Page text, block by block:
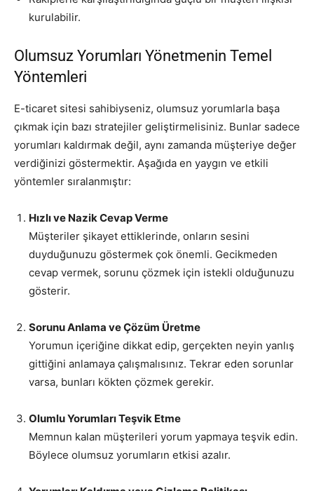
kurulabilir.
Olumsuz Yorumları Yönetmenin Temel
Yöntemleri
E-ticaret sitesi sahibiyseniz, olumsuz yorumlarla başa
çıkmak için bazı stratejiler geliştirmelisiniz. Bunlar sadece
yorumları kaldırmak değil, aynı zamanda müşteriye değer
verdiğinizi göstermektir. Aşağıda en yaygın ve etkili
yöntemler sıralanmıştır:
Hızlı ve Nazik Cevap Verme
Müşteriler şikayet ettiklerinde, onların sesini
duyduğunuzu göstermek çok önemli. Gecikmeden
cevap vermek, sorunu çözmek için istekli olduğunuzu
gösterir.
Sorunu Anlama ve Çözüm Üretme
Yorumun içeriğine dikkat edip, gerçekten neyin yanlış
gittiğini anlamaya çalışmalısınız. Tekrar eden sorunlar
varsa, bunları kökten çözmek gerekir.
Olumlu Yorumları Teşvik Etme
Memnun kalan müşterileri yorum yapmaya teşvik edin.
Böylece olumsuz yorumların etkisi azalır.